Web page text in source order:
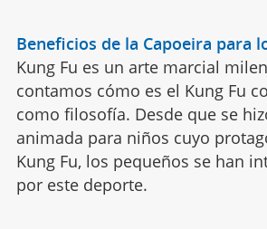
Beneficios de la Capoeira para
Kung Fu es un arte marcial
contamos cómo es el Kung Fu
como filosofía. Desde que se
animada para niños cuyo
Kung Fu, los pequeños se han
por este deporte.